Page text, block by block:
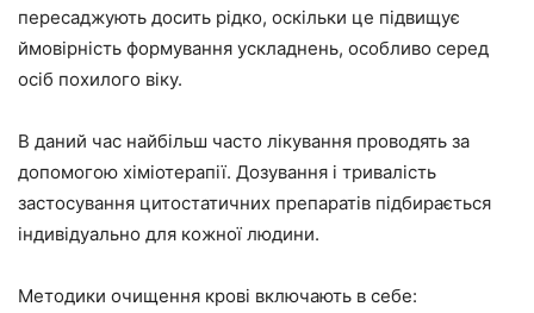
пересаджують досить рідко, оскільки це підвищує
ймовірність формування ускладнень, особливо серед
осіб похилого віку.
В даний час найбільш часто лікування проводять за
допомогою хіміотерапії. Дозування і тривалість
застосування цитостатичних препаратів підбирається
індивідуально для кожної людини.
Методики очищення крові включають в себе: